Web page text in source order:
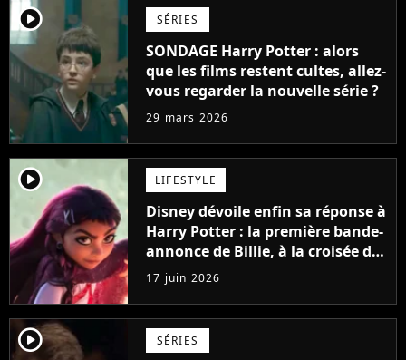
player2 SÉRIES
SONDAGE Harry Potter : alors
que les films restent cultes, allez-
vous regarder la nouvelle série ?
29 mars 2026
player2 LIFESTYLE
Disney dévoile enfin sa réponse à
Harry Potter : la première bande-
annonce de Billie, à la croisée des
mondes est magique
17 juin 2026
player2 SÉRIES